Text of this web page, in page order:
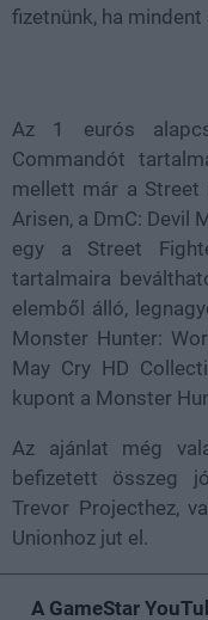
fizetnünk, ha mindent
Az 1 eurós
Commandót
mellett már a Street
Arisen, a DmC: Devil
egy a Street
tartalmaira
elemből álló,
Monster Hunter:
May Cry HD
kupont a Monster
Az ajánlat még
befizetett összeg
Trevor Projecthez,
Unionhoz jut el.
A GameStar